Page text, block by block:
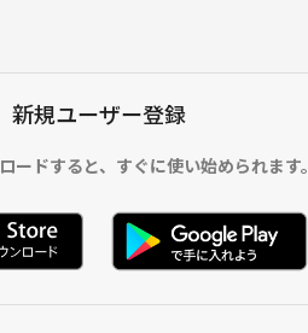
新規ユーザー登録
ードすると、 すぐに使い始められます。